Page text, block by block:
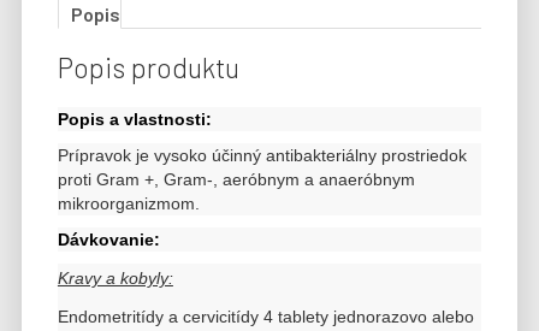
Popis
Popis produktu
Popis a vlastnosti:
Prípravok je vysoko účinný antibakteriálny prostriedok
proti Gram +, Gram-, aeróbnym a anaeróbnym
mikroorganizmom.
Dávkovanie:
Kravy a kobyly:
Endometritídy a cervicitídy 4 tablety jednorazovo alebo